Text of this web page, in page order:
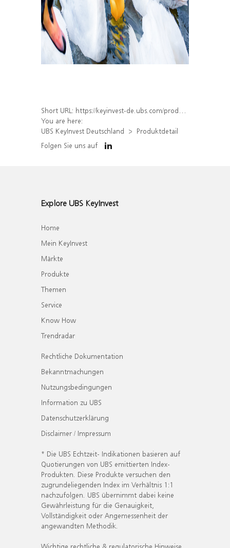
Short URL: https://keyinvest-de.ubs.com/produkt/detail/index/isin/DE000WA56UM4
You are here:
UBS KeyInvest Deutschland
Produktdetail
Folgen Sie uns auf
Explore UBS KeyInvest
Home
Mein KeyInvest
Märkte
Produkte
Themen
Service
Know How
Trendradar
Rechtliche Dokumentation
Bekanntmachungen
Nutzungsbedingungen
Information zu UBS
Datenschutzerklärung
Disclaimer / Impressum
* Die UBS Echtzeit- Indikationen basieren auf
Quotierungen von UBS emittierten Index-
Produkten. Diese Produkte versuchen den
zugrundeliegenden Index im Verhältnis 1:1
nachzufolgen. UBS übernimmt dabei keine
Gewährleistung für die Genauigkeit,
Vollständigkeit oder Angemessenheit der
angewandten Methodik.